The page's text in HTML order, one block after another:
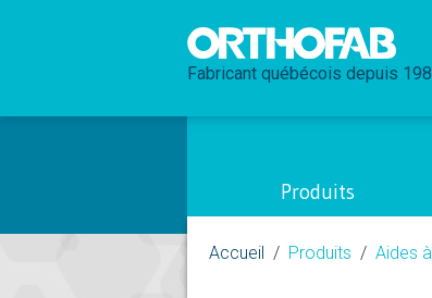
Fabricant québécois depuis
Produits
Accueil Produits Aides